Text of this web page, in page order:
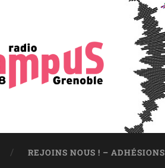
REJOINS NOUS ! – ADHÉSIONS